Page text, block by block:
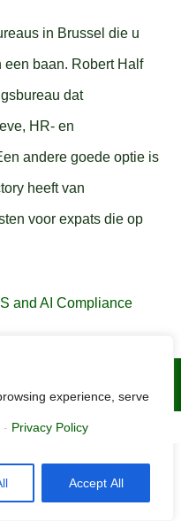
experience, serve
our use of cookies.
Accept All
in Brussel die u
baan. Robert Half
dat
HR- en
andere goede optie is
heeft van
voor expats die op
- Privacy Policy